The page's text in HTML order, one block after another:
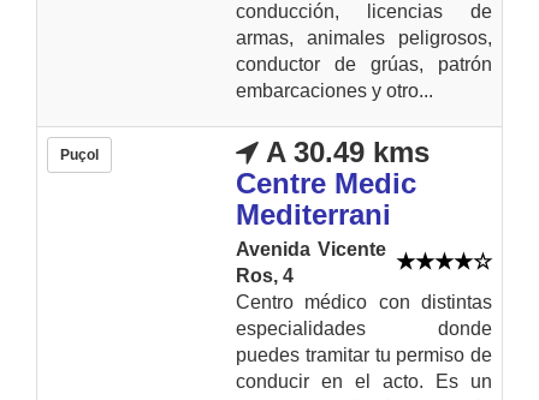
conducción, licencias de
armas, animales peligrosos,
conductor de grúas, patrón
embarcaciones y otro...
Puçol
A 30.49 kms
Centre Medic
Mediterrani
Avenida Vicente
Ros, 4
Centro médico con distintas
especialidades donde
puedes tramitar tu permiso de
conducir en el acto. Es un